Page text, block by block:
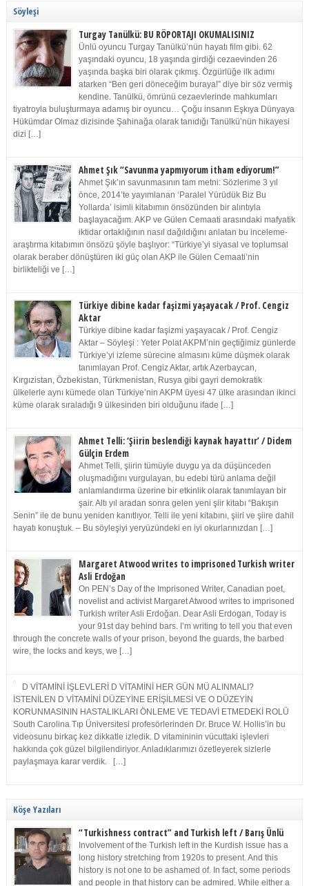
Söyleşi
Turgay Tanülkü: BU RÖPORTAJI OKUMALISINIZ
Ünlü oyuncu Turgay Tanülkü’nün hayatı film gibi. 62
yaşındaki oyuncu, 18 yaşında girdiği cezaevinden 26
yaşında başka biri olarak çıkmış. Özgürlüğe ilk adımı
atarken “Ben geri döneceğim buraya!” diye bir söz vermiş
kendine. Tanülkü, ömrünü cezaevlerinde mahkumları
tiyatroyla buluşturmaya adamış bir oyuncu… Çoğu insanın Eşkıya Dünyaya
Hükümdar Olmaz dizisinde Şahinağa olarak tanıdığı Tanülkü’nün hikayesi
dizi […]
Ahmet Şık “Savunma yapmıyorum itham ediyorum!”
Ahmet Şık’ın savunmasının tam metni: Sözlerime 3 yıl
önce, 2014’te yayımlanan ‘Paralel Yürüdük Biz Bu
Yollarda’ isimli kitabımın önsözünden bir alıntıyla
başlayacağım. AKP ve Gülen Cemaati arasındaki mafyatik
iktidar ortaklığının nasıl dağıldığını anlatan bu inceleme-
araştırma kitabımın önsözü şöyle başlıyor: “Türkiye’yi siyasal ve toplumsal
olarak beraber dönüştüren iki güç olan AKP ile Gülen Cemaati’nin
birlikteliği ve […]
Türkiye dibine kadar faşizmi yaşayacak / Prof. Cengiz
Aktar
Türkiye dibine kadar faşizmi yaşayacak / Prof. Cengiz
Aktar – Söyleşi : Yeter Polat AKPM’nin geçtiğimiz günlerde
Türkiye’yi izleme sürecine almasını küme düşmek olarak
tanımlayan Prof. Cengiz Aktar, artık Azerbaycan,
Kırgızistan, Özbekistan, Türkmenistan, Rusya gibi gayri demokratik
ülkelerle aynı kümede olan Türkiye’nin AKPM üyesi 47 ülke arasından ikinci
küme olarak sıraladığı 9 ülkesinden biri olduğunu ifade […]
Ahmet Telli: ‘Şiirin beslendiği kaynak hayattır’ / Didem
Gülçin Erdem
Ahmet Telli, şiirin tümüyle duygu ya da düşünceden
oluşmadığını vurgulayan, bu edebi türü anlama değil
anlamlandırma üzerine bir etkinlik olarak tanımlayan bir
şair. Altı yıl aradan sonra gelen yeni şiir kitabı “Bakışın
Senin” ile de bunu yeniden kanıtlıyor. Telli ile yeni kitabını, şiiri ve şiire dahil
hayatı konuştuk. – Bu söyleşiyi yeryüzündeki en iyi okurlarınızdan […]
Margaret Atwood writes to imprisoned Turkish writer
Asli Erdoğan
On PEN’s Day of the Imprisoned Writer, Canadian poet,
novelist and activist Margaret Atwood writes to imprisoned
Turkish writer Asli Erdoğan. Dear Asli Erdogan, Today is
your 91st day behind bars. I’m writing to tell you that even
through the concrete walls of your prison, beyond the guards, the barbed
wire, the locks and keys, we […]
D VİTAMİNİ İŞLEVLERİ D VİTAMİNİ HER GÜN MÜ ALINMALI?
İSTENİLEN D VİTAMİNİ DÜZEYİNE ERİŞİLMESİ VE O DÜZEYİN
KORUNMASININ HASTALIKLARI ÖNLEME VE TEDAVİ ETMEDEKİ ROLÜ
South Carolina Tıp Üniversitesi profesörlerinden Dr. Bruce W. Hollis’in bu
videosunu birkaç kez dikkatle izledik. D vitamininin vücuttaki işlevleri
hakkında çok güzel bilgilendiriyor. Anladıklarımızı özetleyerek sizlerle
paylaşmaya karar verdik. […]
Köşe Yazıları
“Turkishness contract” and Turkish left / Barış Ünlü
Involvement of the Turkish left in the Kurdish issue has a
long history stretching from 1920s to present. And this
history is not one to be ashamed of. In fact, some periods
and people in that history can be admired. While either a